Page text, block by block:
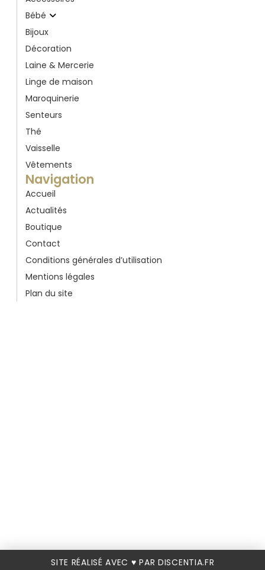
Bébé
Bijoux
Décoration
Laine & Mercerie
Linge de maison
Maroquinerie
Senteurs
Thé
Vaisselle
Vêtements
Navigation
Accueil
Actualités
Boutique
Contact
Conditions générales d’utilisation
Mentions légales
Plan du site
SITE RÉALISÉ AVEC ♥️ PAR DISCENTIA.FR